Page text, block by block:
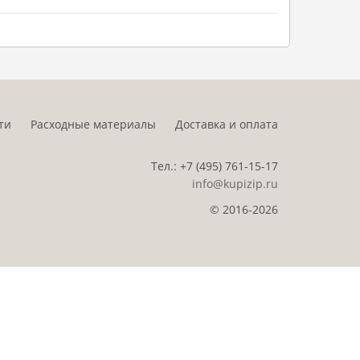
Расходные материалы Доставка и оплата
Тел.: +7 (495) 761-15-17
info@kupizip.ru
© 2016-2026